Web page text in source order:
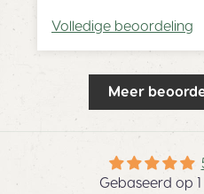
Volledige beoordeling
Meer
Gebaseerd op